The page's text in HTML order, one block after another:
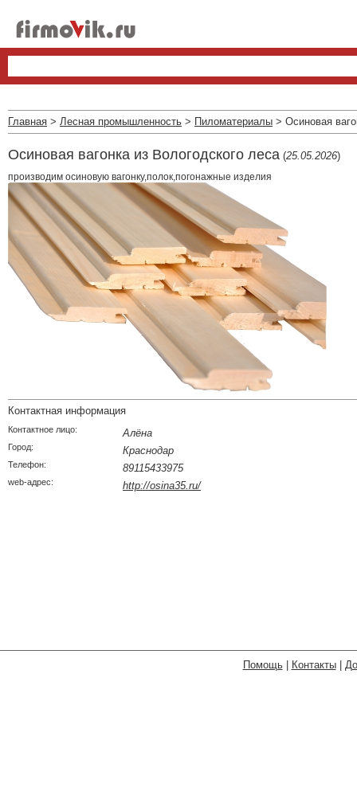
Главная > Лесная промышленность > Пиломатериалы > Осиновая
Осиновая вагонка из Вологодского леса (25.05.2026)
производим осиновую вагонку,полок,погонажные изделия
Контактная информация
Контактное лицо: Алёна
Город: Краснодар
Телефон: 89115433975
web-адрес: http://osina35.ru/
Помощь| Контакты|